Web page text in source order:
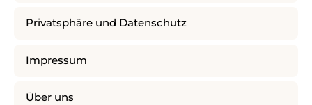
Privatsphäre und Datenschutz
Impressum
Über uns